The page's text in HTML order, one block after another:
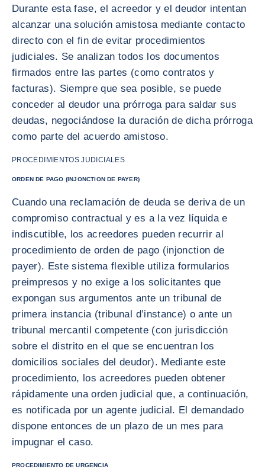
Durante esta fase, el acreedor y el deudor intentan
alcanzar una solución amistosa mediante contacto
directo con el fin de evitar procedimientos
judiciales. Se analizan todos los documentos
firmados entre las partes (como contratos y
facturas). Siempre que sea posible, se puede
conceder al deudor una prórroga para saldar sus
deudas, negociándose la duración de dicha prórroga
como parte del acuerdo amistoso.
PROCEDIMIENTOS JUDICIALES
ORDEN DE PAGO (INJONCTION DE PAYER)
Cuando una reclamación de deuda se deriva de un
compromiso contractual y es a la vez líquida e
indiscutible, los acreedores pueden recurrir al
procedimiento de orden de pago (injonction de
payer). Este sistema flexible utiliza formularios
preimpresos y no exige a los solicitantes que
expongan sus argumentos ante un tribunal de
primera instancia (tribunal d’instance) o ante un
tribunal mercantil competente (con jurisdicción
sobre el distrito en el que se encuentran los
domicilios sociales del deudor). Mediante este
procedimiento, los acreedores pueden obtener
rápidamente una orden judicial que, a continuación,
es notificada por un agente judicial. El demandado
dispone entonces de un plazo de un mes para
impugnar el caso.
PROCEDIMIENTO DE URGENCIA